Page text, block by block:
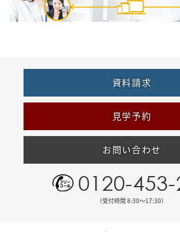
資料請求
見学予約
お問い合わせ
0120-
（受付時間 8:30〜17:30）